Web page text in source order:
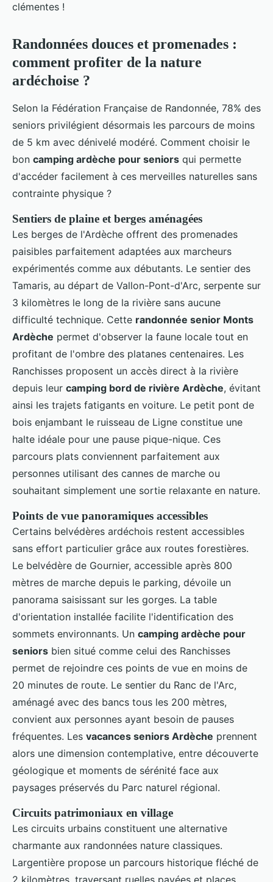
clémentes !
Randonnées douces et promenades :
comment profiter de la nature
ardéchoise ?
Selon la Fédération Française de Randonnée, 78% des
seniors privilégient désormais les parcours de moins
de 5 km avec dénivelé modéré. Comment choisir le
bon camping ardèche pour seniors qui permette
d'accéder facilement à ces merveilles naturelles sans
contrainte physique ?
Sentiers de plaine et berges aménagées
Les berges de l'Ardèche offrent des promenades
paisibles parfaitement adaptées aux marcheurs
expérimentés comme aux débutants. Le sentier des
Tamaris, au départ de Vallon-Pont-d'Arc, serpente sur
3 kilomètres le long de la rivière sans aucune
difficulté technique. Cette randonnée senior Monts
Ardèche permet d'observer la faune locale tout en
profitant de l'ombre des platanes centenaires. Les
Ranchisses proposent un accès direct à la rivière
depuis leur camping bord de rivière Ardèche, évitant
ainsi les trajets fatigants en voiture. Le petit pont de
bois enjambant le ruisseau de Ligne constitue une
halte idéale pour une pause pique-nique. Ces
parcours plats conviennent parfaitement aux
personnes utilisant des cannes de marche ou
souhaitant simplement une sortie relaxante en nature.
Points de vue panoramiques accessibles
Certains belvédères ardéchois restent accessibles
sans effort particulier grâce aux routes forestières.
Le belvédère de Gournier, accessible après 800
mètres de marche depuis le parking, dévoile un
panorama saisissant sur les gorges. La table
d'orientation installée facilite l'identification des
sommets environnants. Un camping ardèche pour
seniors bien situé comme celui des Ranchisses
permet de rejoindre ces points de vue en moins de
20 minutes de route. Le sentier du Ranc de l'Arc,
aménagé avec des bancs tous les 200 mètres,
convient aux personnes ayant besoin de pauses
fréquentes. Les vacances seniors Ardèche prennent
alors une dimension contemplative, entre découverte
géologique et moments de sérénité face aux
paysages préservés du Parc naturel régional.
Circuits patrimoniaux en village
Les circuits urbains constituent une alternative
charmante aux randonnées nature classiques.
Largentière propose un parcours historique fléché de